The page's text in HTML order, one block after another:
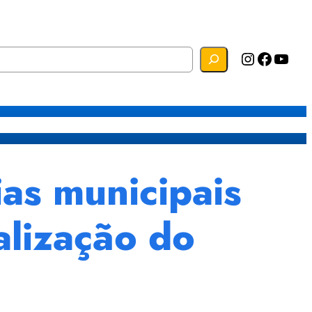
Instagram Facebook YouTube
municipais
do